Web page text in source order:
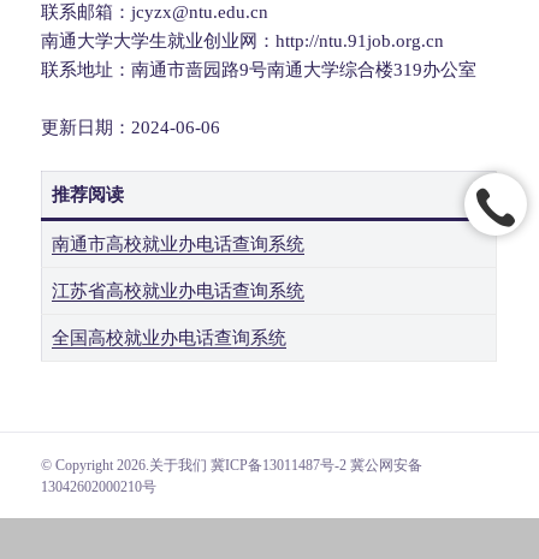
联系邮箱：jcyzx@ntu.edu.cn
南通大学大学生就业创业网：http://ntu.91job.org.cn
联系地址：南通市啬园路9号南通大学综合楼319办公室
更新日期：2024-06-06
推荐阅读
南通市高校就业办电话查询系统
江苏省高校就业办电话查询系统
全国高校就业办电话查询系统
© Copyright 2026. 关于我们 冀ICP备13011487号-2 冀公网安备
13042602000210号